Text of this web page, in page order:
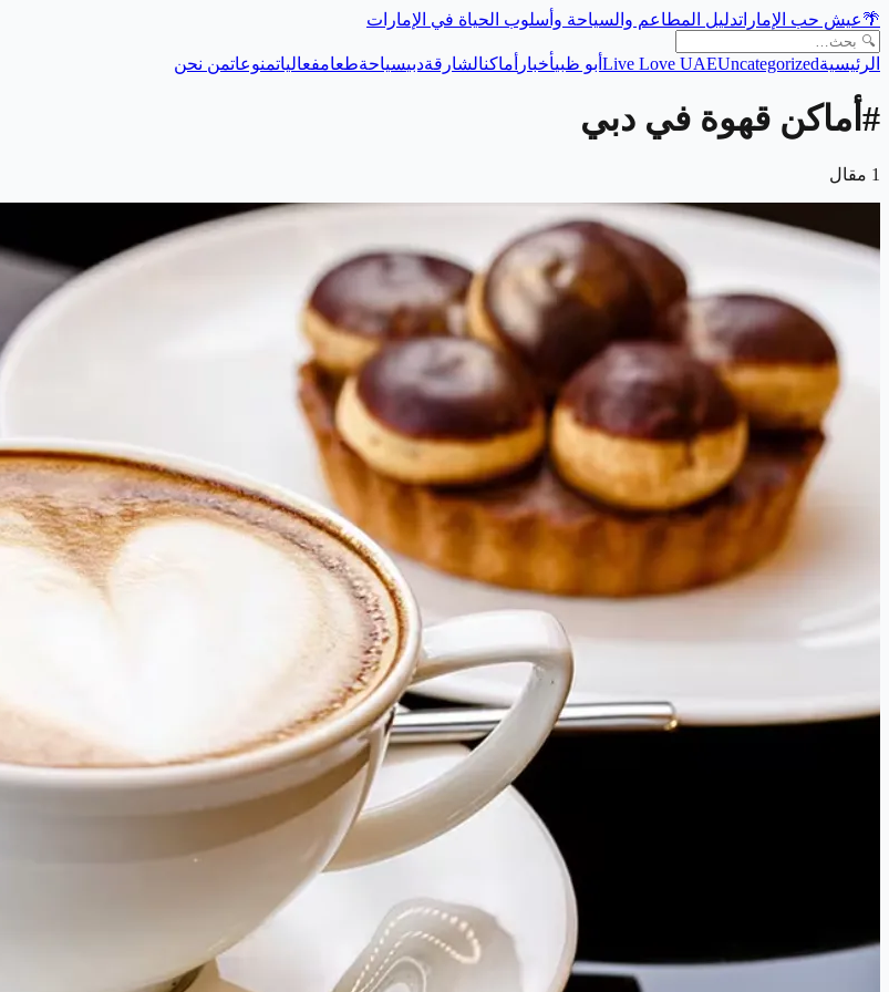
🌴عيش حب الإماراتدليل المطاعم والسياحة وأسلوب الحياة في الإمارات
الرئيسية Live Love UAEUncategorized أبو ظبيأخبار أماكنالشارقةدبيسياحةطعامفعالياتمنوعاتمن نحن
# أماكن قهوة في دبي
1 مقال